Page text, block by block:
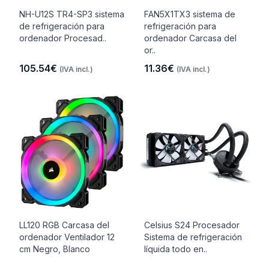
NH-U12S TR4-SP3 sistema
de refrigeración para
ordenador Procesad..
105.54€ (IVA incl.)
FAN5X1TX3 sistema de
refrigeración para
ordenador Carcasa del
or..
11.36€ (IVA incl.)
LL120 RGB Carcasa del
ordenador Ventilador 12
cm Negro, Blanco
Celsius S24 Procesador
Sistema de refrigeración
líquida todo en..